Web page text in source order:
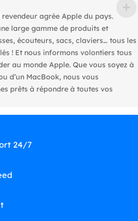
agrée Apple du pays.
large gamme de produits et
écouteurs, sacs, claviers… tous les
! Et nous informons volontiers tous
au monde Apple. Que vous soyez à
d’un MacBook, nous vous
prêts à répondre à toutes vos
24/7